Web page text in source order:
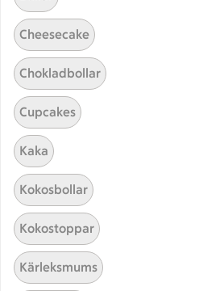
Hittade
Testa att söka på något
Bröd
Cheesecake
Chokladbollar
Cupcakes
Kaka
Kokosbollar
Kokostoppar
Kärleksmums